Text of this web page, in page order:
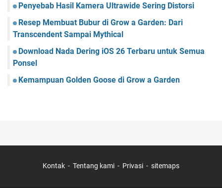
Penyebab Hasil Kamera Ultrawide Sering Distorsi
Resep Membuat Bubur di Grow a Garden: Dari
Transcendent Sampai Mythical
Download Nada Dering iOS 26 Terbaru untuk Semua
Ponsel
Kemampuan Golden Goose di Grow a Garden
Kontak Tentang kami Privasi sitemaps